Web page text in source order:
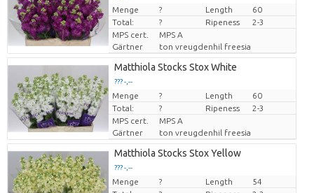
Preis pro Stück
Menge ? Length
60
Total:
? Ripeness
2-3
MPS cert.
MPS A
Gärtner
ton vreugdenhil freesia
Matthiola Stocks Stox White
??? -,--
Preis pro Stück
Menge ? Length
60
Total:
? Ripeness
2-3
MPS cert.
MPS A
Gärtner
ton vreugdenhil freesia
Matthiola Stocks Stox Yellow
??? -,--
Preis pro Stück
Menge ? Length
54